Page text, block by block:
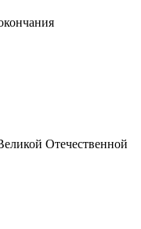
Отечественной